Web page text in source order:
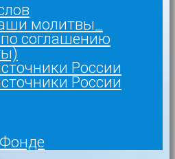
молитвы_
соглашению
России
России